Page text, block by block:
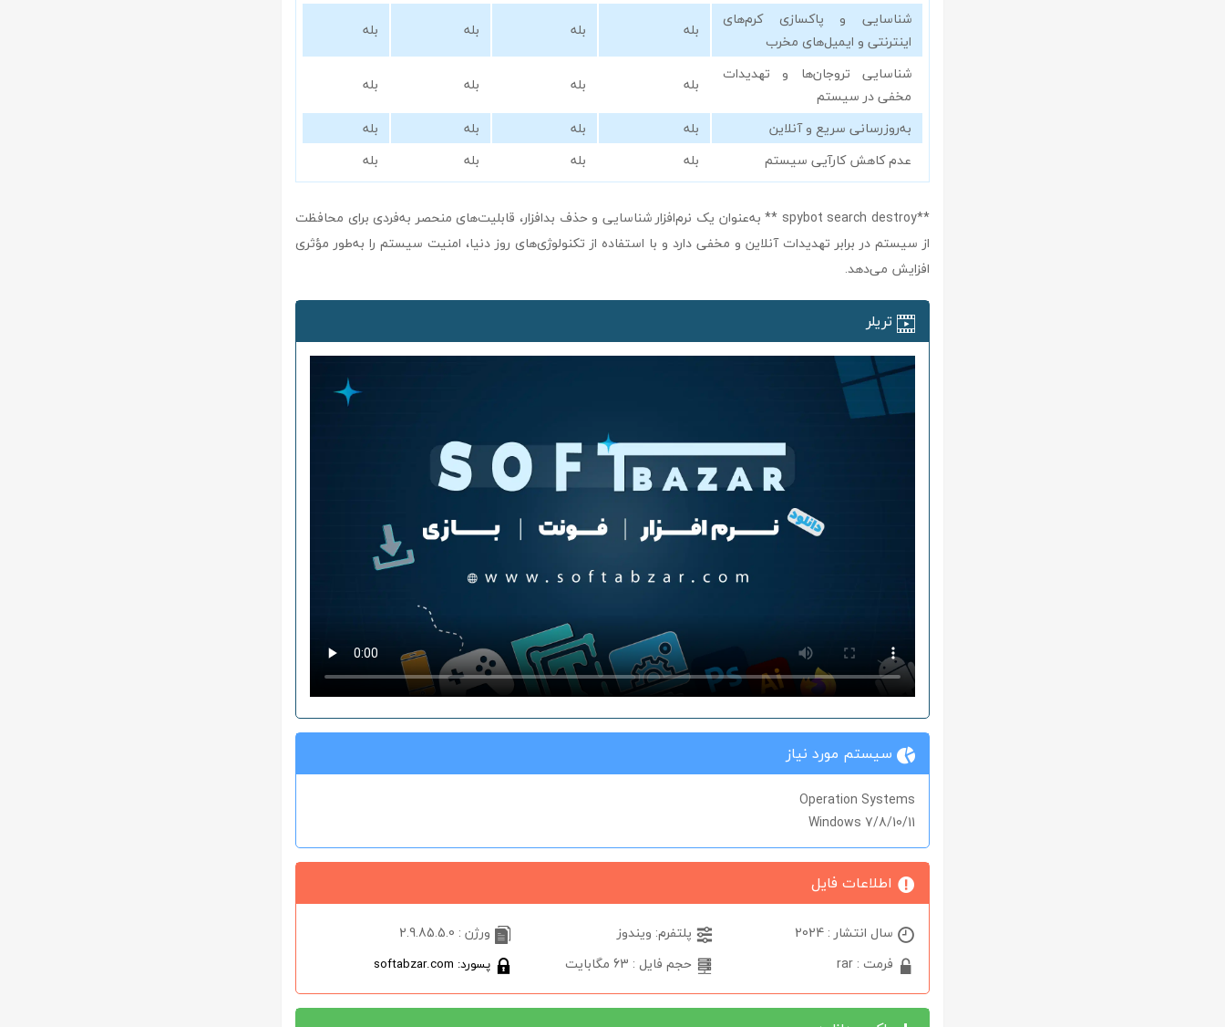
شناسایی و پاکسازی کرم‌های
اینترنتی و ایمیل‌های مخرب
بله بله بله
بله
شناسایی تروجان‌ها و تهدیدات
مخفی در سیستم
بله بله بله
بله
به‌روزرسانی سریع و آنلاین
بله بله بله
بله
عدم کاهش کارآیی سیستم
بله بله بله بله
**spybot search destroy ** به‌عنوان یک نرم‌افزار شناسایی و حذف بدافزار، قابلیت‌های منحصر به‌فردی برای محافظت
از سیستم در برابر تهدیدات آنلاین و مخفی دارد و با استفاده از تکنولوژی‌های روز دنیا، امنیت سیستم را به‌طور مؤثری
افزایش می‌دهد.
تریلر
سیستم مورد نیاز
Operation Systems
Windows 7/8/10/11
اطلاعات فایل
سال انتشار : 2024 پلتفرم: ویندوز
ورژن : 2.9.85.5.0
فرمت : rar
حجم فایل : 63 مگابایت پسورد: softabzar.com